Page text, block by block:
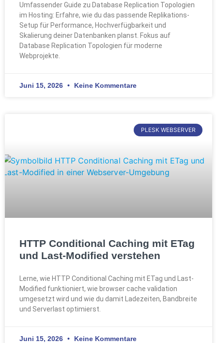
Umfassender Guide zu Database Replication Topologien
im Hosting: Erfahre, wie du das passende Replikations-
Setup für Performance, Hochverfügbarkeit und
Skalierung deiner Datenbanken planst. Fokus auf
Database Replication Topologien für moderne
Webprojekte.
Juni 15, 2026 Keine Kommentare
PLESK WEBSERVER
HTTP Conditional Caching mit ETag
und Last-Modified verstehen
Lerne, wie HTTP Conditional Caching mit ETag und Last-
Modified funktioniert, wie browser cache validation
umgesetzt wird und wie du damit Ladezeiten, Bandbreite
und Serverlast optimierst.
Juni 15, 2026 Keine Kommentare